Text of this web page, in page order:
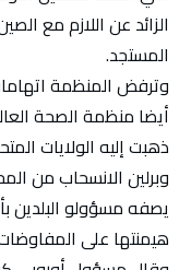
الزائد عن اللازم مع
المستجد.
وترفض المنظمة
أيضا منظمة الصحة
ذهبت إليه الولايات
وبرلين الانسحاب من
يصفه مسؤولو
هيمنتها على